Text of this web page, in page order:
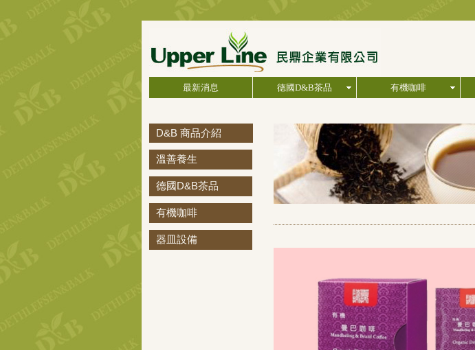
最新消息 德國D&B茶品 有機咖啡
D&B 商品介紹
溫善養生
德國D&B茶品
有機咖啡
器皿設備